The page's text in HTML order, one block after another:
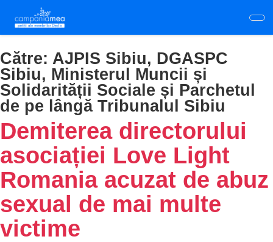
main
content
Către: AJPIS Sibiu, DGASPC
Sibiu, Ministerul Muncii și
Solidarității Sociale și Parchetul
de pe lângă Tribunalul Sibiu
Demiterea directorului
asociației Love Light
Romania acuzat de abuz
sexual de mai multe
victime